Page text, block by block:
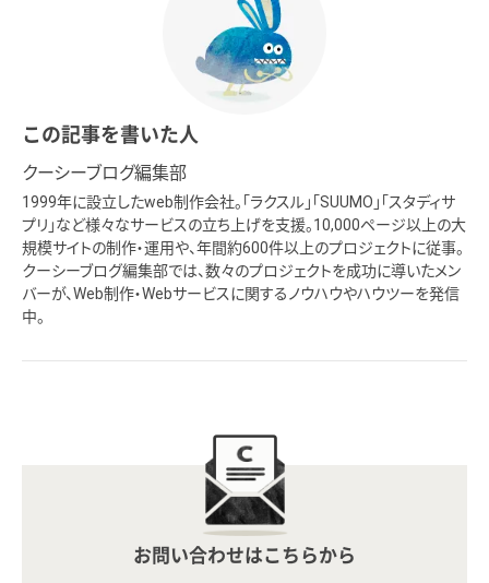
この記事を書いた人
クーシーブログ編集部
1999年に設立したweb制作会社。「ラクスル」「SUUMO」「スタディサ
プリ」など様々なサービスの立ち上げを支援。10,000ページ以上の大
規模サイトの制作・運用や、年間約600件以上のプロジェクトに従事。
クーシーブログ編集部では、数々のプロジェクトを成功に導いたメン
バーが、Web制作・Webサービスに関するノウハウやハウツーを発信
中。
お問い合わせはこちらから